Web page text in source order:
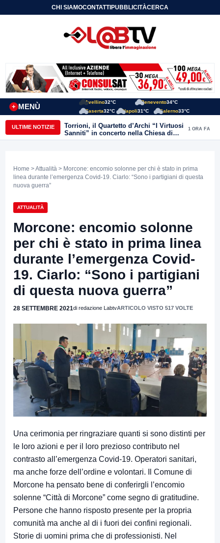
CHI SIAMOCONTATTIPUBBLICITÀCERCA
MENÙ
+
Avellino32°C Benevento34°C
Caserta32°C Napoli31°C Salerno33°C
ULTIME NOTIZIE
Torrioni, il Quartetto d’Archi “I Virtuosi
Sanniti” in concerto nella Chiesa di
San Michele Arcangelo
1 ORA FA
Home >Attualità > Morcone: encomio solonne per chi è stato in prima
linea durante l’emergenza Covid-19. Ciarlo: “Sono i partigiani di questa
nuova guerra”
ATTUALITÀ
Morcone: encomio solonne
per chi è stato in prima linea
durante l’emergenza Covid-
19. Ciarlo: “Sono i partigiani
di questa nuova guerra”
28 SETTEMBRE 2021di redazione LabtvARTICOLO VISTO 517 VOLTE
Una cerimonia per ringraziare quanti si sono distinti per
le loro azioni e per il loro prezioso contributo nel
contrasto all’emergenza Covid-19. Operatori sanitari,
ma anche forze dell’ordine e volontari. Il Comune di
Morcone ha pensato bene di conferirgli l’encomio
solenne “Città di Morcone” come segno di gratitudine.
Persone che hanno risposto presente per la propria
comunità ma anche al di i fuori dei confini regionali.
Storie di uomini prima che di professionisti. Nel